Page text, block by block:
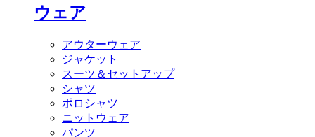
ウェア
アウターウェア
ジャケット
スーツ＆セットアップ
シャツ
ポロシャツ
ニットウェア
パンツ